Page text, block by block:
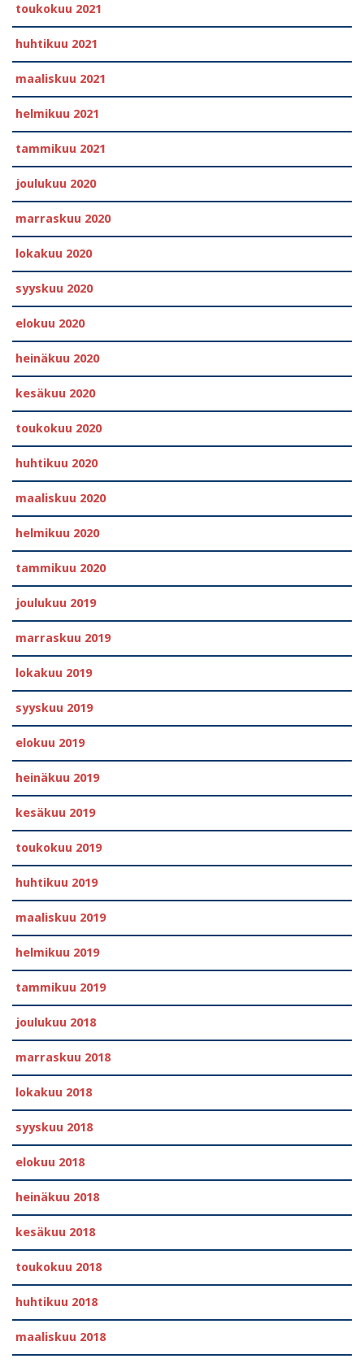
toukokuu 2021
huhtikuu 2021
maaliskuu 2021
helmikuu 2021
tammikuu 2021
joulukuu 2020
marraskuu 2020
lokakuu 2020
syyskuu 2020
elokuu 2020
heinäkuu 2020
kesäkuu 2020
toukokuu 2020
huhtikuu 2020
maaliskuu 2020
helmikuu 2020
tammikuu 2020
joulukuu 2019
marraskuu 2019
lokakuu 2019
syyskuu 2019
elokuu 2019
heinäkuu 2019
kesäkuu 2019
toukokuu 2019
huhtikuu 2019
maaliskuu 2019
helmikuu 2019
tammikuu 2019
joulukuu 2018
marraskuu 2018
lokakuu 2018
syyskuu 2018
elokuu 2018
heinäkuu 2018
kesäkuu 2018
toukokuu 2018
huhtikuu 2018
maaliskuu 2018